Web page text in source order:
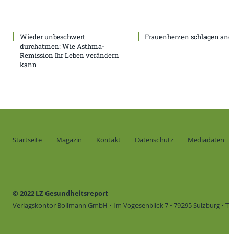
Wieder unbeschwert
durchatmen: Wie Asthma-
Remission Ihr Leben verändern
kann
Frauenherzen schlagen
Startseite Magazin Kontakt Datenschutz Mediadaten
© 2022 LZ Gesundheitsreport
Verlagskontor Bollmann GmbH • Im Vogesenblick 7 • 79295 Sulzburg •